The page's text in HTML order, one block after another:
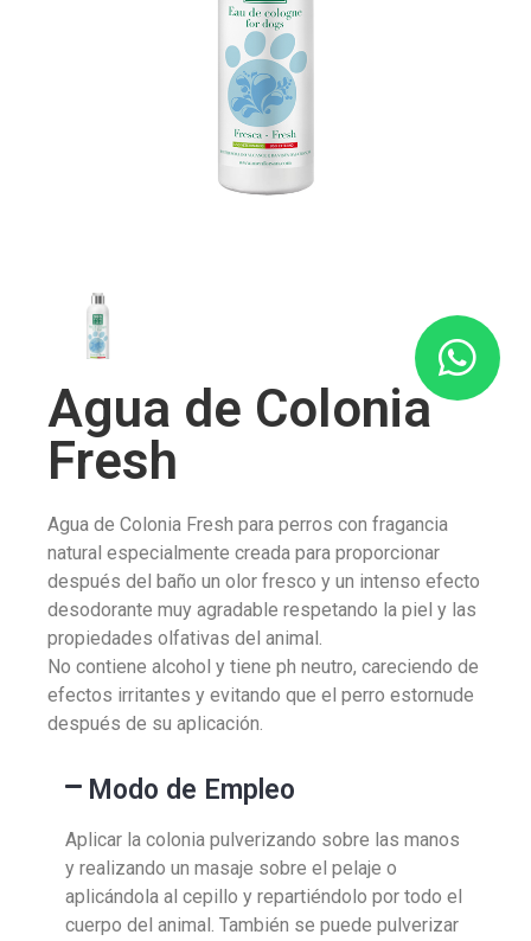
Agua de Colonia
Fresh
Agua de Colonia Fresh para perros con fragancia
natural especialmente creada para proporcionar
después del baño un olor fresco y un intenso efecto
desodorante muy agradable respetando la piel y las
propiedades olfativas del animal.
No contiene alcohol y tiene ph neutro, careciendo de
efectos irritantes y evitando que el perro estornude
después de su aplicación.
Modo de Empleo
Aplicar la colonia pulverizando sobre las manos
y realizando un masaje sobre el pelaje o
aplicándola al cepillo y repartiéndolo por todo el
cuerpo del animal. También se puede pulverizar